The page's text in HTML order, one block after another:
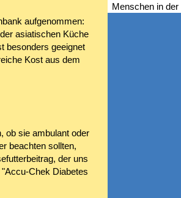
aufgenommen:
asiatischen Küche
besonders geeignet
Kost aus dem
ob sie ambulant oder
beachten sollten,
der uns
Chek Diabetes
Menschen in der